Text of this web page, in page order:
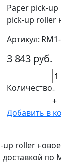
Paper pick-
pick-up roller
Артикул:
3 843 руб.
Количество-
+
Добавить в
roller
доставкой по